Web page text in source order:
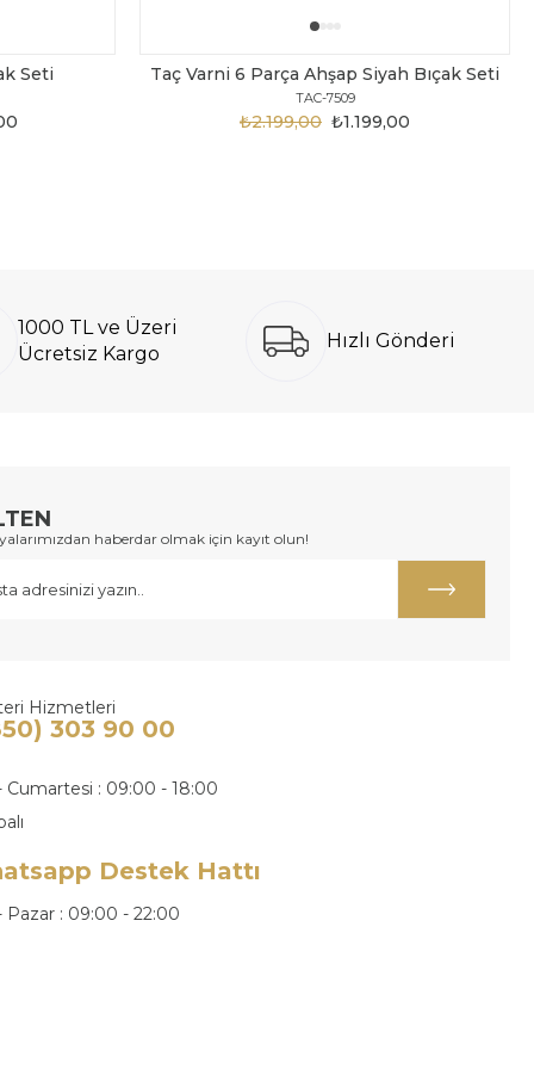
Seti Taç Varni 6 Parça Ahşap Siyah Bıçak Seti
TAC-7509
₺1.199,00
₺2.199,00
1000 TL ve Üzeri
Ücretsiz Kargo
Hızlı Gönderi
haberdar olmak için kayıt olun!
Hizmetleri
303 90 00
Cumartesi : 09:00 - 18:00
Destek Hattı
Pazar : 09:00 - 22:00